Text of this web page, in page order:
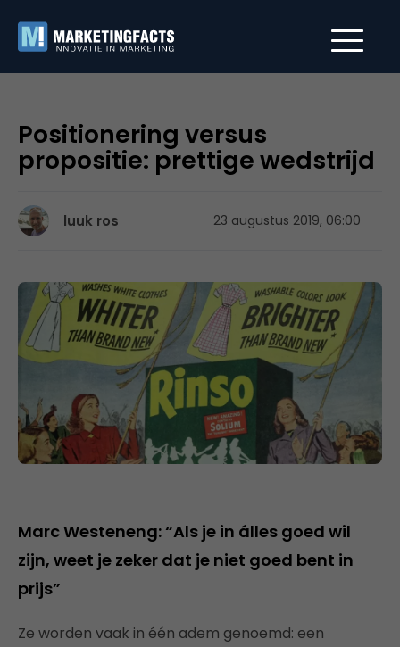
Positionering versus
propositie: prettige wedstrijd
luuk ros 23 augustus 2019, 06:00
Marc Westeneng: “Als je in álles goed wil
zijn, weet je zeker dat je niet goed bent in
prijs”
Ze worden vaak in één adem genoemd: een